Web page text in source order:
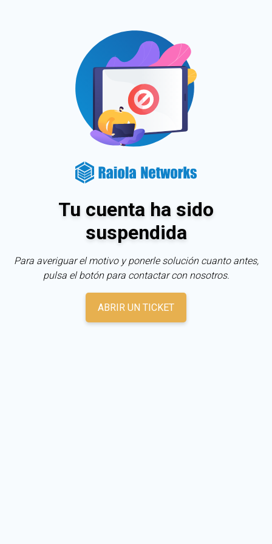
Tu cuenta ha sido
suspendida
Para averiguar el motivo y ponerle solución cuanto antes,
pulsa el botón para contactar con nosotros.
ABRIR UN TICKET